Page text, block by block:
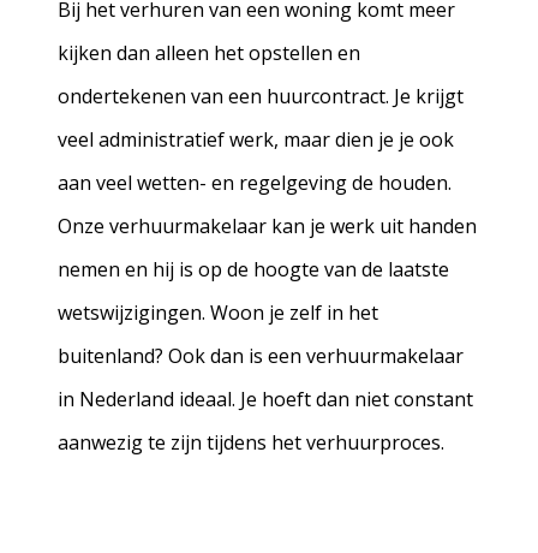
Bij het verhuren van een woning komt meer
kijken dan alleen het opstellen en
ondertekenen van een huurcontract. Je krijgt
veel administratief werk, maar dien je je ook
aan veel wetten- en regelgeving de houden.
Onze verhuurmakelaar kan je werk uit handen
nemen en hij is op de hoogte van de laatste
wetswijzigingen. Woon je zelf in het
buitenland? Ook dan is een verhuurmakelaar
in Nederland ideaal. Je hoeft dan niet constant
aanwezig te zijn tijdens het verhuurproces.